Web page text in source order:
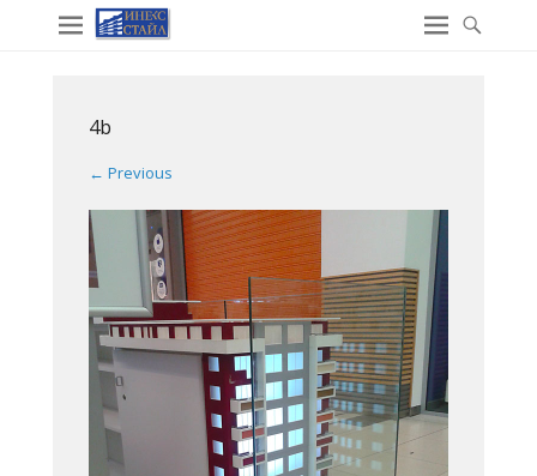
4b
← Previous